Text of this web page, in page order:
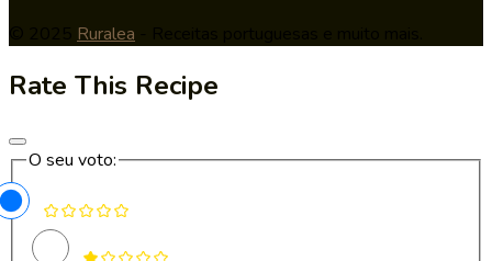
Ruralea
Rate This Recipe
O seu voto: